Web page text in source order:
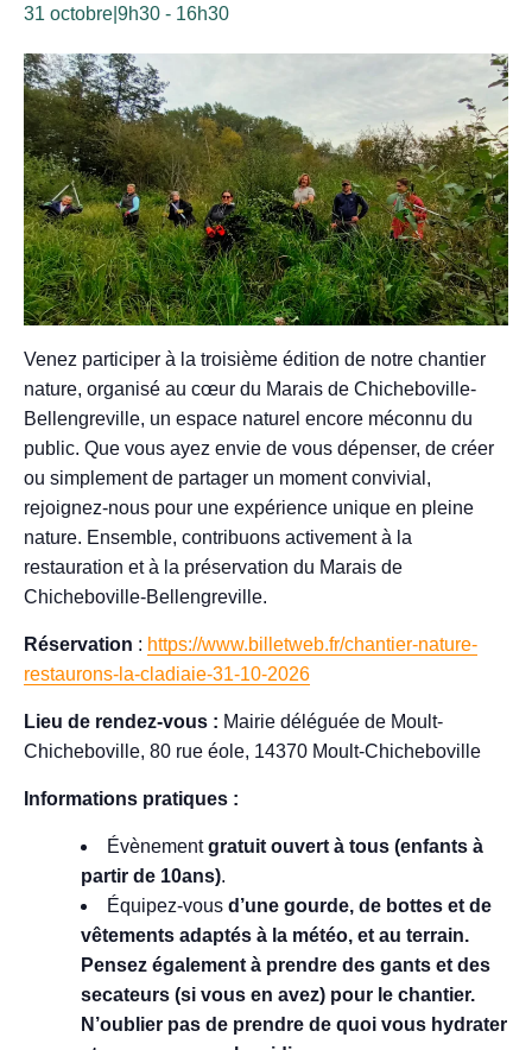
31 octobre|9h30 - 16h30
Venez participer à la troisième édition de notre chantier
nature, organisé au cœur du Marais de Chicheboville-
Bellengreville, un espace naturel encore méconnu du
public. Que vous ayez envie de vous dépenser, de créer
ou simplement de partager un moment convivial,
rejoignez-nous pour une expérience unique en pleine
nature. Ensemble, contribuons activement à la
restauration et à la préservation du Marais de
Chicheboville-Bellengreville.
Réservation : https://www.billetweb.fr/chantier-nature-
restaurons-la-cladiaie-31-10-2026
Lieu de rendez-vous : Mairie déléguée de Moult-
Chicheboville, 80 rue éole, 14370 Moult-Chicheboville
Informations pratiques :
Évènementgratuit ouvert à tous (enfants à
partir de 10ans).
Équipez-vous d’une gourde, de bottes et de
vêtements adaptés à la météo, et au terrain.
Pensez également à prendre des gants et des
secateurs (si vous en avez) pour le chantier.
N’oublier pas de prendre de quoi vous hydrater